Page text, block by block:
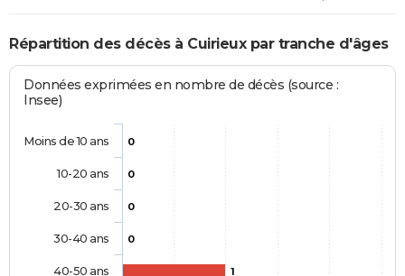
Répartition des décès à Cuirieux par tranche d'âges
Données exprimées en nombre de décès (source :
Insee)
0
0
0
0
1
Moins de 10 ans
10-20 ans
20-30 ans
30-40 ans
40-50 ans